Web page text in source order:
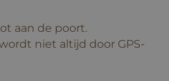
aan de poort.
niet altijd door GPS-